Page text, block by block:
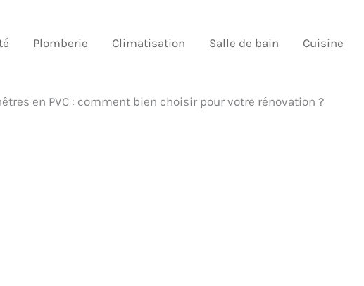
Plomberie Climatisation Salle de bain Cuisine
en PVC : comment bien choisir pour votre rénovation ?